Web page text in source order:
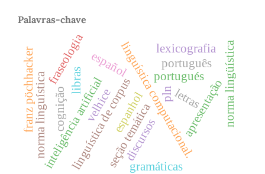
Palavras-chave
linguística de corpuslinguística computacional.
inteligência artificial letras
apresentação
seção temática
cognição
gramáticas
norma lingüística
portugués
español
norma linguística
português
espanhol
franz pöchhacker libras
lexicografia
fraseologia
pln
velhice
discursos